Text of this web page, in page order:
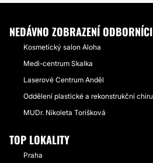
NEDÁVNO ZOBRAZENÍ ODBORNÍCI
Kosmetický salon Aloha
Medi-centrum Skalka
Laserové Centrum Anděl
Oddělení plastické a rekonstrukční
MUDr. Nikoleta Torišková
TOP LOKALITY
Praha